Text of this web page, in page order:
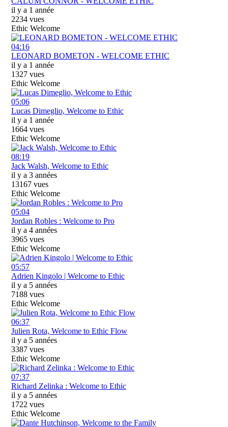
il y a 1 année
2234 vues
Ethic Welcome
04:16
LEONARD BOMETON - WELCOME ETHIC
il y a 1 année
1327 vues
Ethic Welcome
05:06
Lucas Dimeglio, Welcome to Ethic
il y a 1 année
1664 vues
Ethic Welcome
08:19
Jack Walsh, Welcome to Ethic
il y a 3 années
13167 vues
Ethic Welcome
05:04
Jordan Robles : Welcome to Pro
il y a 4 années
3965 vues
Ethic Welcome
05:57
Adrien Kingolo | Welcome to Ethic
il y a 5 années
7188 vues
Ethic Welcome
06:37
Julien Rota, Welcome to Ethic Flow
il y a 5 années
3387 vues
Ethic Welcome
07:37
Richard Zelinka : Welcome to Ethic
il y a 5 années
1722 vues
Ethic Welcome